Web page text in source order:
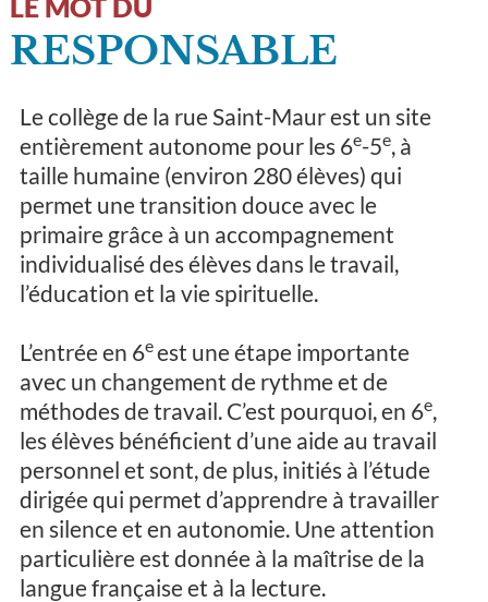
RESPONSABLE
Le collège de la rue Saint-Maur est un site
entièrement autonome pour les 6e-5e, à
taille humaine (environ 280 élèves) qui
permet une transition douce avec le
primaire grâce à un accompagnement
individualisé des élèves dans le travail,
l’éducation et la vie spirituelle.
L’entrée en 6eest une étape importante
avec un changement de rythme et de
méthodes de travail. C’est pourquoi, en 6e,
les élèves bénéficient d’une aide au travail
personnel et sont, de plus, initiés à l’étude
dirigée qui permet d’apprendre à travailler
en silence et en autonomie. Une attention
particulière est donnée à la maîtrise de la
langue française et à la lecture.